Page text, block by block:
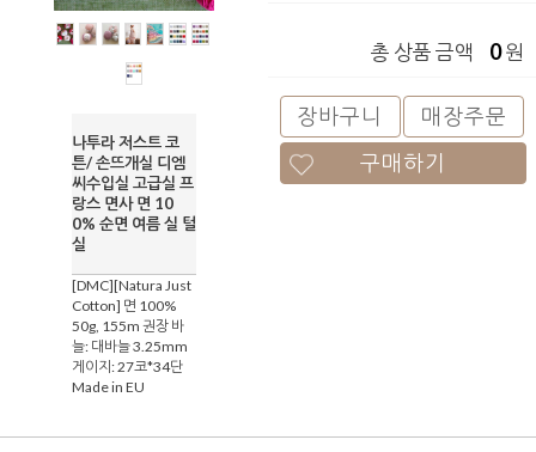
나투라 저스트 코
튼/ 손뜨개실 디엠
씨수입실 고급실 프
랑스 면사 면 10
0% 순면 여름 실 털
실
[DMC][Natura Just
Cotton] 면 100%
50g, 155m 권장 바
늘: 대바늘 3.25mm
게이지: 27코*34단
Made in EU
총 상품 금액 0원
장바구니
매장주문
구매하기